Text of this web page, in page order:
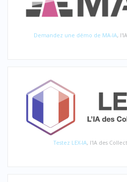
Demandez une démo de MA-IA,
Testez LEX-IA, l'IA des